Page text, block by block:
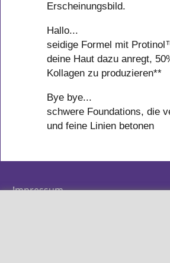
Erscheinungsbild.
Hallo...
seidige Formel mit
deine Haut dazu anregt,
Kollagen zu produzieren**
Bye bye...
schwere Foundations, die
und feine Linien betonen
Impressum